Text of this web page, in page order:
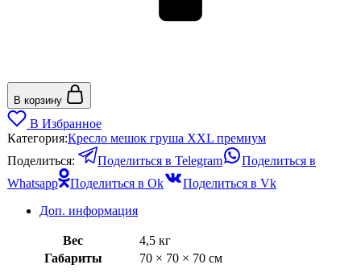
В корзину
В Избранное
Категория:Кресло мешок груша XXL премиум
Поделиться:
Поделиться в Telegram
Поделиться в
Whatsapp
Поделиться в Ok
Поделиться в Vk
Доп. информация
Вес
4,5 кг
Габариты
70 × 70 × 70 см